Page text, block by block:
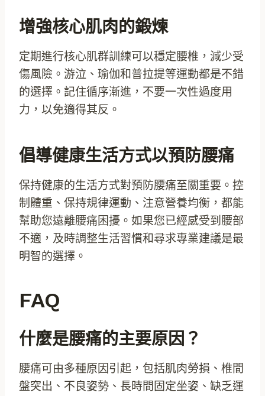
增強核心肌肉的鍛煉
定期進行核心肌群訓練可以穩定腰椎，減少受
傷風險。游泣、瑜伽和普拉提等運動都是不錯
的選擇。記住循序漸進，不要一次性過度用
力，以免適得其反。
倡導健康生活方式以預防腰痛
保持健康的生活方式對預防腰痛至關重要。控
制體重、保持規律運動、注意營養均衡，都能
幫助您遠離腰痛困擾。如果您已經感受到腰部
不適，及時調整生活習慣和尋求專業建議是最
明智的選擇。
FAQ
什麼是腰痛的主要原因？
腰痛可由多種原因引起，包括肌肉勞損、椎間
盤突出、不良姿勢、長時間固定坐姿、缺乏運